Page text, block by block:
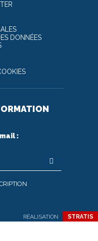
DONNÉES
:
RÉALISATION STRATIS